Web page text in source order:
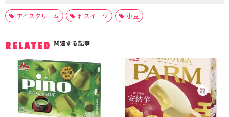
アイスクリーム 和スイーツ 小豆
RELATED 関連する記事